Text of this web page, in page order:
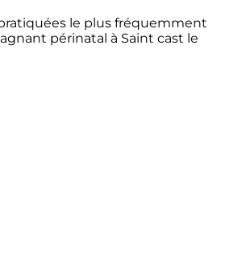
le plus fréquemment
périnatal à Saint cast le